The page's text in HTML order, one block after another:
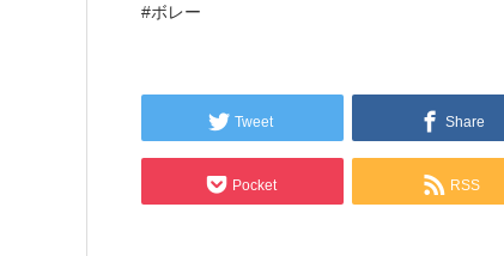
#ボレー
Tweet Share
Pocket RSS